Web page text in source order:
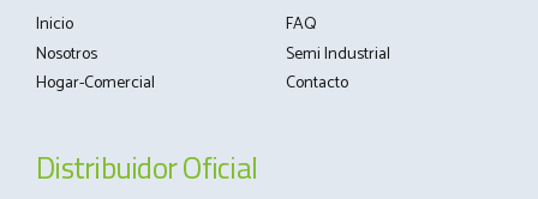
Inicio
FAQ
Nosotros
Semi Industrial
Hogar-Comercial
Contacto
Distribuidor Oficial